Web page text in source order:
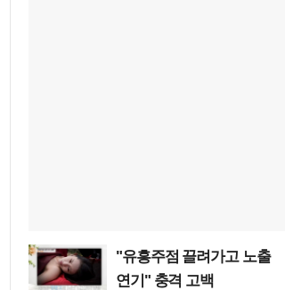
"유흥주점 끌려가고 노출
연기" 충격 고백